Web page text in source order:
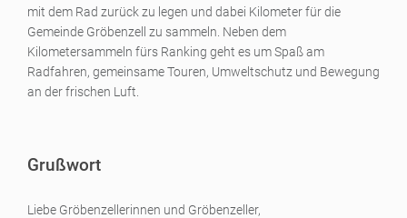
mit dem Rad zurück zu legen und dabei Kilometer für die
Gemeinde Gröbenzell zu sammeln. Neben dem
Kilometersammeln fürs Ranking geht es um Spaß am
Radfahren, gemeinsame Touren, Umweltschutz und Bewegung
an der frischen Luft.
Grußwort
Liebe Gröbenzellerinnen und Gröbenzeller,